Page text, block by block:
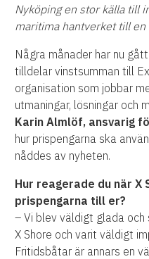
Nyköping en stor källa till
maritima hantverket till en
Några månader har nu
tilldelar vinstsumman till
organisation som jobbar
utmaningar, lösningar och
Karin Almlöf, ansvarig
hur prispengarna ska
nåddes av nyheten.
Hur reagerade du när
prispengarna till er?
– Vi blev väldigt glada
X Shore och varit väldigt
Fritidsbåtar är annars en